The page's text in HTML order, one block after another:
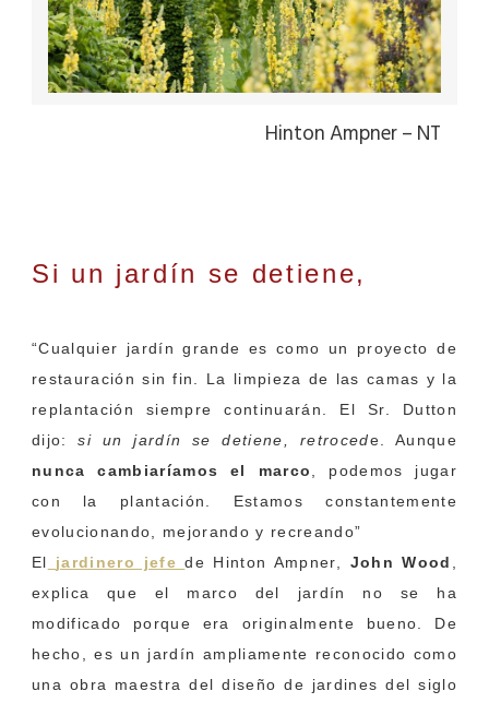
Hinton Ampner – NT
Si un jardín se detiene,
“Cualquier jardín grande es como un proyecto de
restauración sin fin. La limpieza de las camas y la
replantación siempre continuarán. El Sr. Dutton
dijo:si un jardín se detiene, retrocede. Aunque
nunca cambiaríamos el marco, podemos jugar
con la plantación. Estamos constantemente
evolucionando, mejorando y recreando”
El
jardinero jefe de Hinton Ampner, John Wood ,
explica que el marco del jardín no se ha
modificado porque era originalmente bueno. De
hecho, es un jardín ampliamente reconocido como
una obra maestra del diseño de jardines del siglo